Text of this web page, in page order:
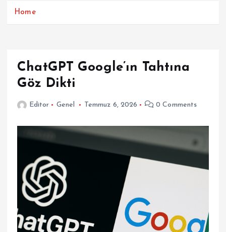
Home
ChatGPT Google’ın Tahtına
Göz Dikti
Editor Genel Temmuz 6, 2026 0 Comments